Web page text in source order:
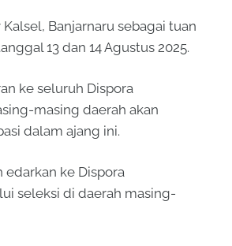
Banjarnaru sebagai tuan
13 dan 14 Agustus 2025.
ke seluruh Dispora
masing daerah akan
dalam ajang ini.
edarkan ke Dispora
seleksi di daerah masing-